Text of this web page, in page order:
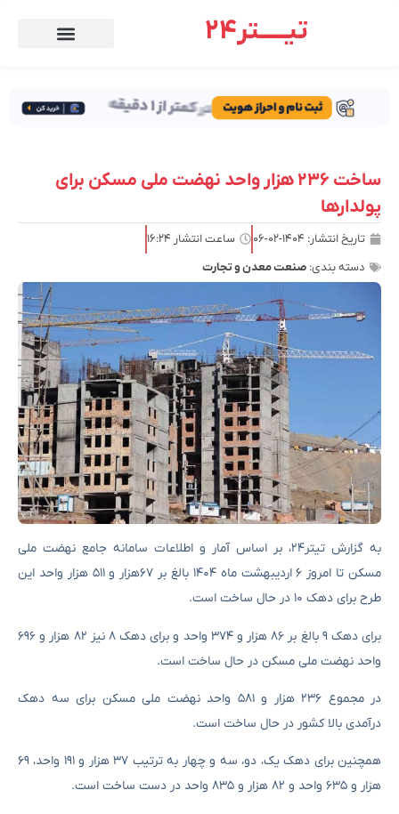
تیـــــتر24
ساخت ۲۳۶ هزار واحد نهضت ملی مسکن برای
پولدارها
تاریخ انتشار: ۱۴۰۴-۰۲-۰۶ ساعت انتشار ۱۶:۲۴
دسته بندی: صنعت معدن و تجارت
به گزارش تیتر۲۴، بر اساس آمار و اطلاعات سامانه جامع نهضت ملی
مسکن تا امروز ۶ اردیبهشت ماه ۱۴۰۴ بالغ بر ۶۷هزار و ۵۱۱ هزار واحد این
طرح برای دهک ۱۰ در حال ساخت است.
برای دهک ۹ بالغ بر ۸۶ هزار و ۳۷۴ واحد و برای دهک ۸ نیز ۸۲ هزار و ۶۹۶
واحد نهضت ملی مسکن در حال ساخت است.
در مجموع ۲۳۶ هزار و ۵۸۱ واحد نهضت ملی مسکن برای سه دهک
درآمدی بالا کشور در حال ساخت است.
همچنین برای دهک یک، دو، سه و چهار به ترتیب ۳۷ هزار و ۱۹۱ واحد، ۶۹
هزار و ۶۳۵ واحد و ۸۲ هزار و ۸۳۵ واحد در دست ساخت است.